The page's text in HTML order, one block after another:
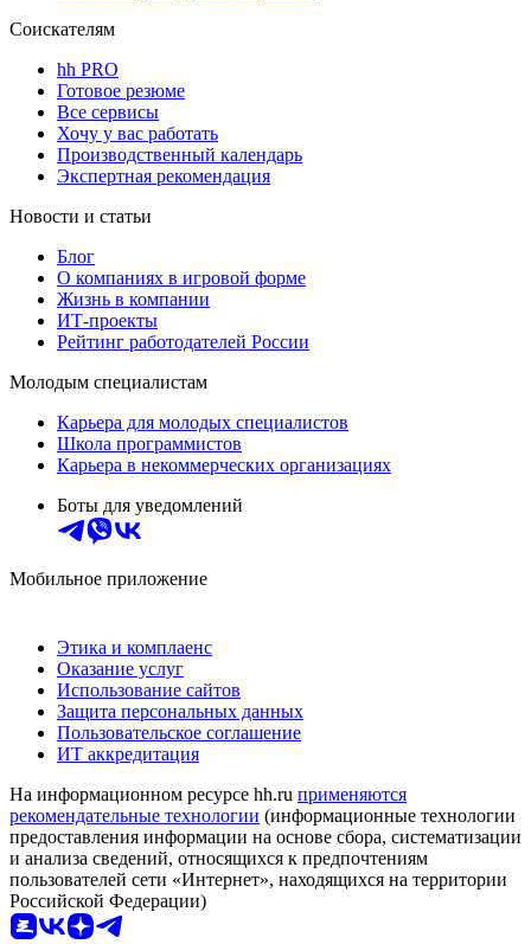
Соискателям
hh PRO
Готовое резюме
Все сервисы
Хочу у вас работать
Производственный календарь
Экспертная рекомендация
Новости и статьи
Блог
О компаниях в игровой форме
Жизнь в компании
ИТ-проекты
Рейтинг работодателей России
Молодым специалистам
Карьера для молодых специалистов
Школа программистов
Карьера в некоммерческих организациях
Боты для уведомлений
Мобильное приложение
Этика и комплаенс
Оказание услуг
Использование сайтов
Защита персональных данных
Пользовательское соглашение
ИТ аккредитация
На информационном ресурсе hh.ru применяются
рекомендательные технологии (информационные технологии
предоставления информации на основе сбора, систематизации
и анализа сведений, относящихся к предпочтениям
пользователей сети «Интернет», находящихся на территории
Российской Федерации)